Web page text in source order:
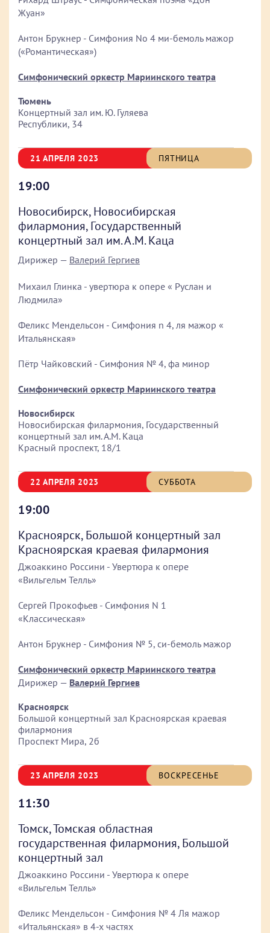
Жуан»
Антон Брукнер - Симфония No 4 ми-бемоль мажор
(«Романтическая»)
Симфонический оркестр Мариинского театра
Тюмень
Концертный зал им. Ю. Гуляева
Республики, 34
21 АПРЕЛЯ 2023 ПЯТНИЦА
19:00
Новосибирск, Новосибирская
филармония, Государственный
концертный зал им. А.М. Каца
Дирижер — Валерий Гергиев
Михаил Глинка - увертюра к опере « Руслан и
Людмила»
Феликс Мендельсон - Симфония n 4, ля мажор «
Итальянская»
Пётр Чайковский - Симфония № 4, фа минор
Симфонический оркестр Мариинского театра
Новосибирск
Новосибирская филармония, Государственный
концертный зал им. А.М. Каца
Красный проспект, 18/1
22 АПРЕЛЯ 2023 СУББОТА
19:00
Красноярск, Большой концертный зал
Красноярская краевая филармония
Джоаккино Россини - Увертюра к опере
«Вильгельм Телль»
Сергей Прокофьев - Симфония N 1
«Классическая»
Антон Брукнер - Симфония № 5, си-бемоль мажор
Симфонический оркестр Мариинского театра
Дирижер — Валерий Гергиев
Красноярск
Большой концертный зал Красноярская краевая
филармония
Проспект Мира, 2б
23 АПРЕЛЯ 2023 ВОСКРЕСЕНЬЕ
11:30
Томск, Томская областная
государственная филармония, Большой
концертный зал
Джоаккино Россини - Увертюра к опере
«Вильгельм Телль»
Феликс Мендельсон - Симфония № 4 Ля мажор
«Итальянская» в 4-х частях